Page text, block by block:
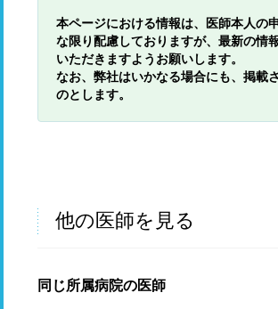
本ページにおける情報は、医師本人の
な限り配慮しておりますが、最新の情
いただきますようお願いします。
なお、弊社はいかなる場合にも、掲載
のとします。
他の医師を見る
同じ所属病院の医師